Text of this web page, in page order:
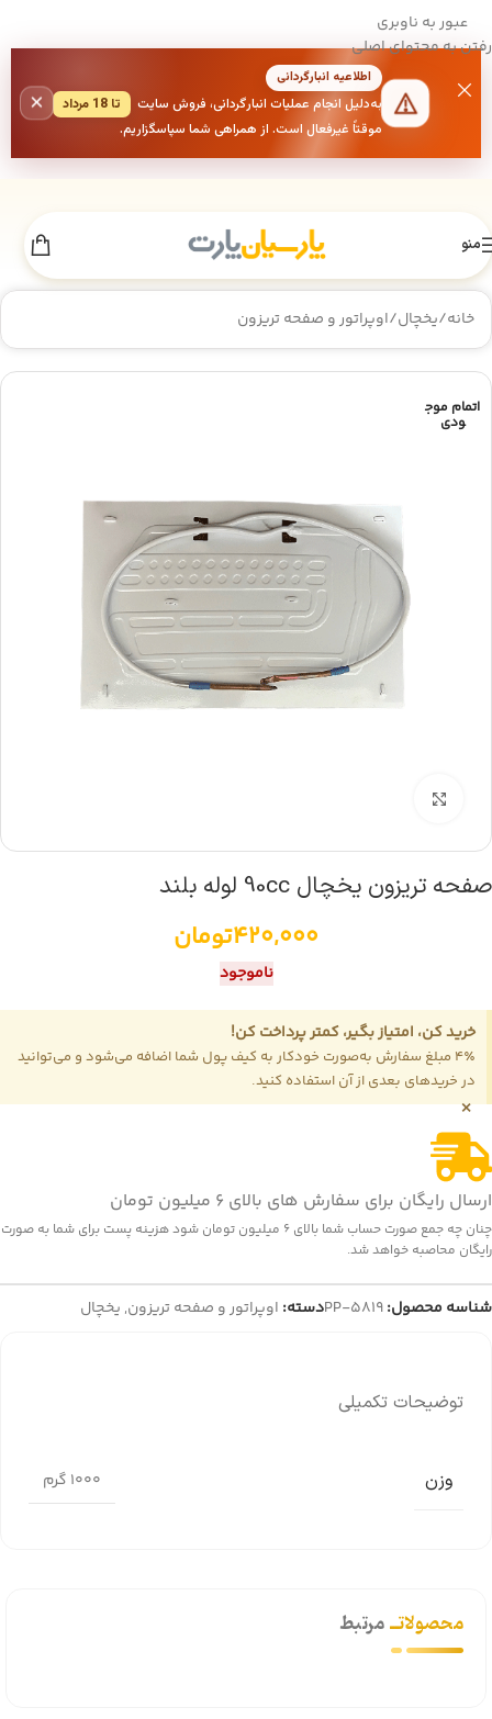
عبور به ناوبری
رفتن به محتوای اصلی
اطلاعیه انبارگردانی
به‌دلیل انجام عملیات انبارگردانی، فروش سایت
تا 18 مرداد
موقتاً غیرفعال است. از همراهی شما سپاسگزاریم.
×
منو
خانه/یخچال/اوپراتور و صفحه تریزون
اتمام موج
ودی
صفحه تریزون یخچال 90cc لوله بلند
420,000تومان
ناموجود
خرید کن، امتیاز بگیر، کمتر پرداخت کن!
4٪ مبلغ سفارش به‌صورت خودکار به کیف پول شما اضافه می‌شود و می‌توانید
در خریدهای بعدی از آن استفاده کنید.
×
ارسال رایگان برای سفارش های بالای 6 میلیون تومان
چنان چه جمع صورت حساب شما بالای 6 میلیون تومان شود هزینه پست برای شما به صورت
رایگان محاصبه خواهد شد.
شناسه محصول:PP-5819دسته: اوپراتور و صفحه تریزون, یخچال
توضیحات تکمیلی
وزن 1000 گرم
محصولاتــمرتبط